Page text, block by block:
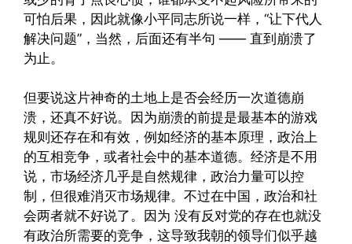
可怕后果，因此就像小平同志所说一样，“让下代人
解决问题”，当然，后面还有半句 —— 直到崩溃了
为止。
但要说这片神奇的土地上是否会经历一次道德崩
溃，还真不好说。因为崩溃的前提是最基本的游戏
规则还存在和有效，例如经济的基本原理，政治上
的互相竞争，或者社会中的基本道德。经济是不用
说，市场经济几乎是自然规律，政治力量可以控
制，但很难消灭市场规律。不过在中国，政治和社
会两者就不好说了。因为 没有反对党的存在也就没
有政治所需要的竞争，这导致我朝的领导们似乎越